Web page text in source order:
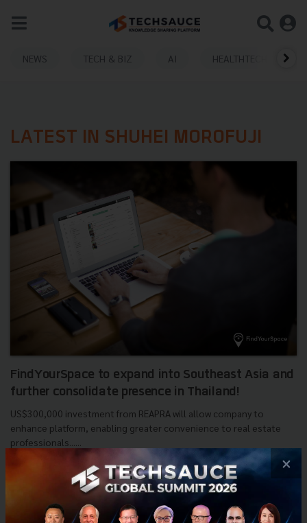
NEWS TECH & BIZ AI HEALTHTECH
LATEST IN SHUHEI MOROFUJI
FindYourSpace to expand into Southeast Asia and
further consolidate presence in Thailand!
US$300,000 investment from REAPRA will allow company to
enhance platform, enabling greater convenience to real estate
professionals......
Techsauce Team
REAPRA Real Estate FindYourSpace southeast asia
×